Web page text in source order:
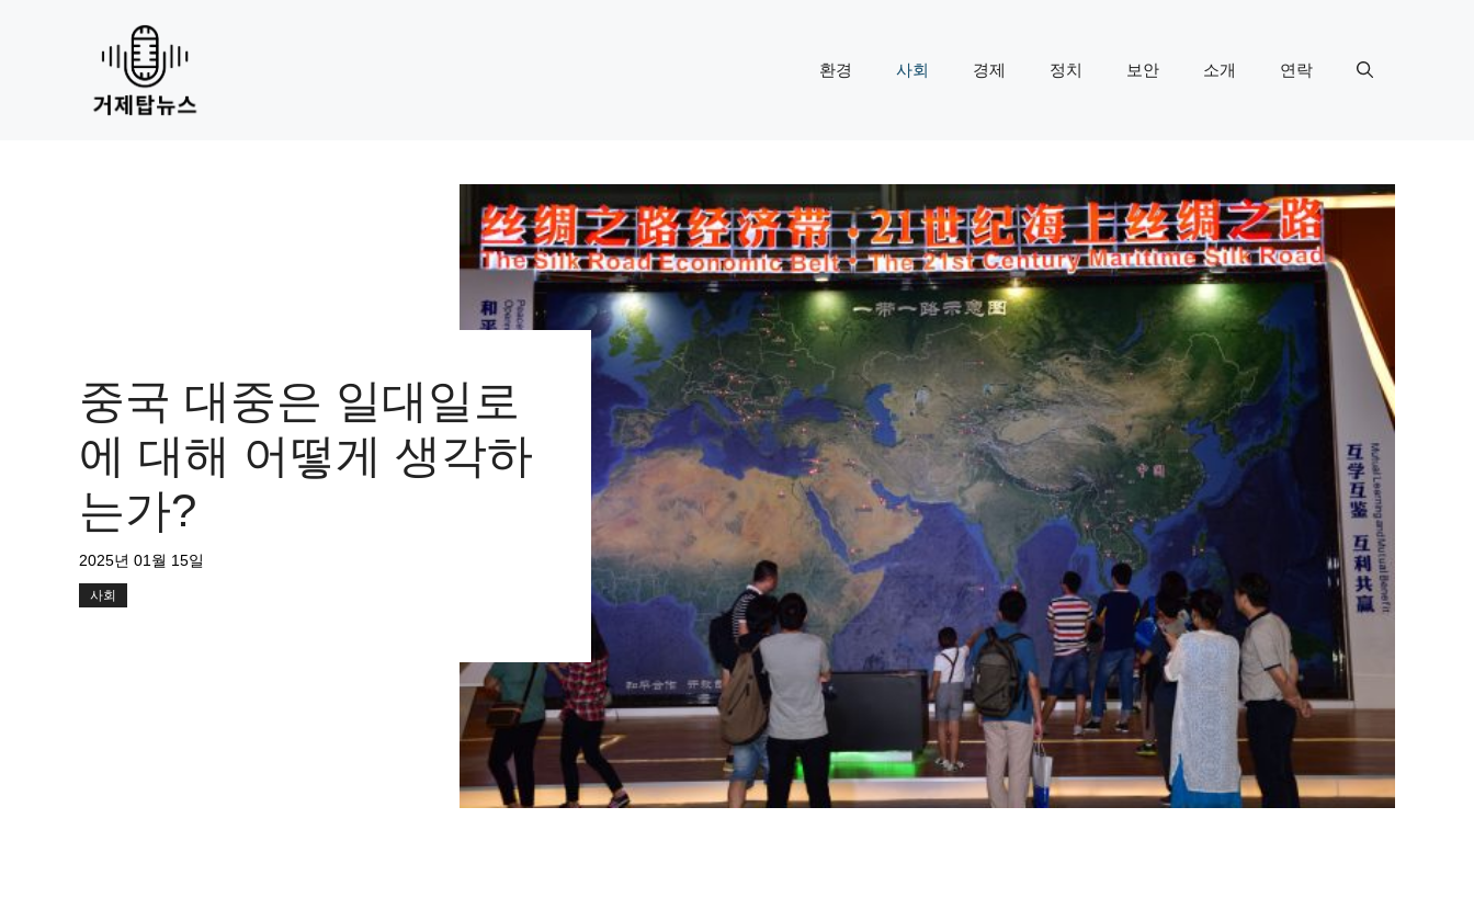
환경 사회 경제 정치 보안 소개 연락
중국 대중은 일대일로
에 대해 어떻게 생각하
는가?
2025년 01월 15일
사회